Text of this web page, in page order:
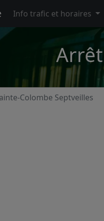
Info trafic et horaires
Colombe Septveilles